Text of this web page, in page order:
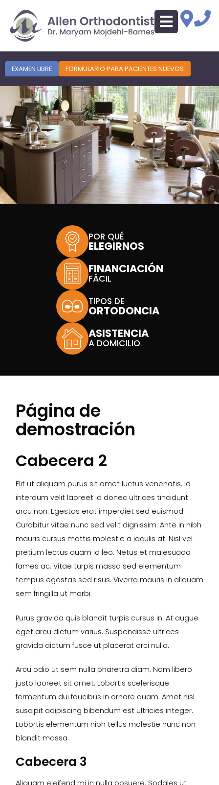
EXAMEN LIBRE FORMULARIO PARA PACIENTES NUEVOS
POR QUÉ
ELEGIRNOS
FINANCIACIÓN
FÁCIL
TIPOS DE
ORTODONCIA
ASISTENCIA
A DOMICILIO
Página de
demostración
Cabecera 2
Elit ut aliquam purus sit amet luctus venenatis. Id
interdum velit laoreet id donec ultrices tincidunt
arcu non. Egestas erat imperdiet sed euismod.
Curabitur vitae nunc sed velit dignissim. Ante in nibh
mauris cursus mattis molestie a iaculis at. Nisl vel
pretium lectus quam id leo. Netus et malesuada
fames ac. Vitae turpis massa sed elementum
tempus egestas sed risus. Viverra mauris in aliquam
sem fringilla ut morbi.
Purus gravida quis blandit turpis cursus in. At augue
eget arcu dictum varius. Suspendisse ultrices
gravida dictum fusce ut placerat orci nulla.
Arcu odio ut sem nulla pharetra diam. Nam libero
justo laoreet sit amet. Lobortis scelerisque
fermentum dui faucibus in ornare quam. Amet nisl
suscipit adipiscing bibendum est ultricies integer.
Lobortis elementum nibh tellus molestie nunc non
blandit massa.
Cabecera 3
Aliquam eleifend mi in nulla posuere. Sodales ut